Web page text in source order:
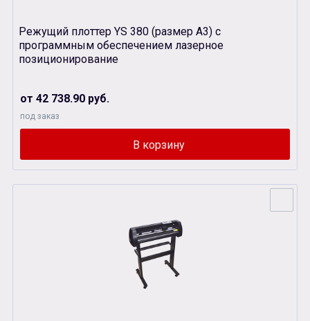
Режущий плоттер YS 380 (размер А3) с
программным обеспечением лазерное
позиционирование
от 42 738.90 руб.
под заказ